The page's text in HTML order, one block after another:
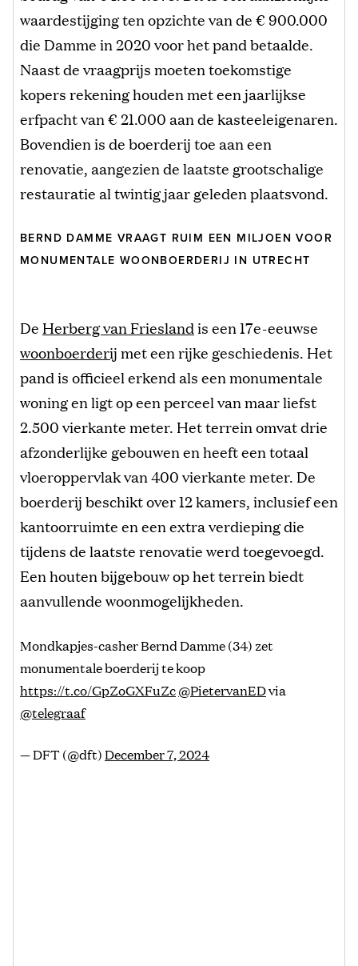
waardestijging ten opzichte van de € 900.000
die Damme in 2020 voor het pand betaalde.
Naast de vraagprijs moeten toekomstige
kopers rekening houden met een jaarlijkse
erfpacht van € 21.000 aan de kasteeleigenaren.
Bovendien is de boerderij toe aan een
renovatie, aangezien de laatste grootschalige
restauratie al twintig jaar geleden plaatsvond.
BERND DAMME VRAAGT RUIM EEN MILJOEN VOOR
MONUMENTALE WOONBOERDERIJ IN UTRECHT
De Herberg van Frieslandis een 17e-eeuwse
woonboerderijmet een rijke geschiedenis. Het
pand is officieel erkend als een monumentale
woning en ligt op een perceel van maar liefst
2.500 vierkante meter. Het terrein omvat drie
afzonderlijke gebouwen en heeft een totaal
vloeroppervlak van 400 vierkante meter. De
boerderij beschikt over 12 kamers, inclusief een
kantoorruimte en een extra verdieping die
tijdens de laatste renovatie werd toegevoegd.
Een houten bijgebouw op het terrein biedt
aanvullende woonmogelijkheden.
Mondkapjes-casher Bernd Damme (34) zet
monumentale boerderij te koop
https://t.co/GpZoGXFuZc@PietervanEDvia
@telegraaf
— DFT (@dft)December 7, 2024